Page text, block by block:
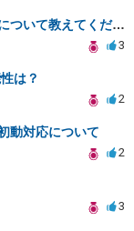
弁護士の意見が異なる場合の信頼基準について教えてください
3
は？
2
動対応について
2
3